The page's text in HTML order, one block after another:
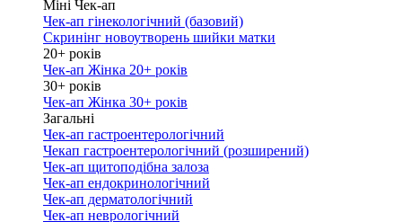
Міні Чек-ап
Чек-ап гінекологічний (базовий)
Скринінг новоутворень шийки матки
20+ років
Чек-ап Жінка 20+ років
30+ років
Чек-ап Жінка 30+ років
Загальні
Чек-ап гастроентерологічний
Чекап гастроентерологічний (розширений)
Чек-ап щитоподібна залоза
Чек-ап ендокринологічний
Чек-ап дерматологічний
Чек-ап неврологічний